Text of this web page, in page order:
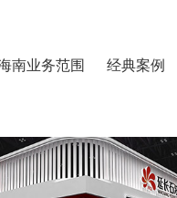
南业务范围 经典案例